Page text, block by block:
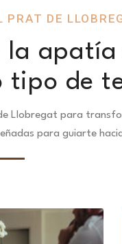
PRAT DE
apatía
de
Llobregat para
para guiarte